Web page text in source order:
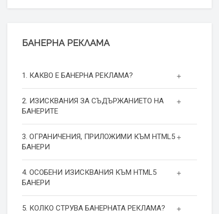
БАНЕРНА РЕКЛАМА
1. КАКВО Е БАНЕРНА РЕКЛАМА?
2. ИЗИСКВАНИЯ ЗА СЪДЪРЖАНИЕТО НА
БАНЕРИТЕ
3. ОГРАНИЧЕНИЯ, ПРИЛОЖИМИ КЪМ HTML5
БАНЕРИ
4. ОСОБЕНИ ИЗИСКВАНИЯ КЪМ HTML5
БАНЕРИ
5. КОЛКО СТРУВА БАНЕРНАТА РЕКЛАМА?